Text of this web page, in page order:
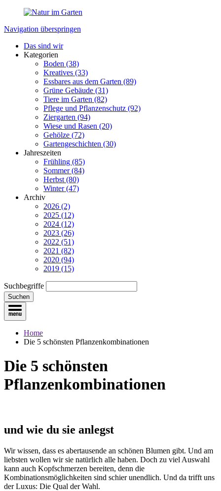
Navigation überspringen
Das sind wir
Kategorien
Boden (38)
Kreatives (33)
Essbares aus dem Garten (89)
Grüne Gebäude (31)
Tiere im Garten (82)
Pflege und Pflanzenschutz (92)
Ziergarten (94)
Wiese und Rasen (20)
Gehölze (72)
Gartengeschichten (30)
Jahreszeiten
Frühling (85)
Sommer(84)
Herbst (80)
Winter(47)
Archiv
2026 (2)
2025 (12)
2024 (12)
2023 (26)
2022 (51)
2021 (82)
2020 (94)
2019 (15)
Suchbegriffe
Suchen
Home
Die 5 schönsten Pflanzenkombinationen
Die 5 schönsten
Pflanzenkombinationen
und wie du sie anlegst
Wir wissen, dass es abertausende an schönen Blumen gibt. Und am
liebsten wollen wir sie natürlich alle haben. Doch zu viel Auswahl
kann auch Kopfschmerzen bereiten, denn die
Kombinationsmöglichkeiten sind schier unendlich. Und da trifft uns
der Luxus: Die Qual der Wahl.